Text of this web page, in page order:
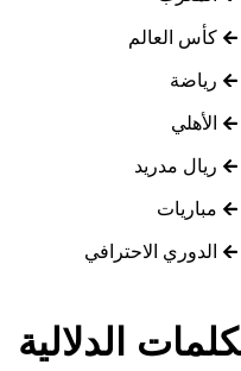
كأس العالم
رياضة
الأهلي
ريال مدريد
مباريات
الدوري الاحترافي
الدلالية